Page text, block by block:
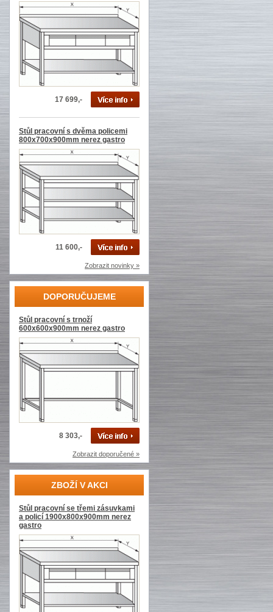
17 699,-
Stůl pracovní s dvěma policemi
800x700x900mm nerez gastro
11 600,-
Zobrazit novinky »
DOPORUČUJEME
Stůl pracovní s trnoží
600x600x900mm nerez gastro
8 303,-
Zobrazit doporučené »
ZBOŽÍ V AKCI
Stůl pracovní se třemi zásuvkami
a policí 1900x800x900mm nerez
gastro